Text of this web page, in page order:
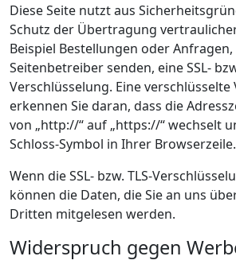
Diese Seite nutzt aus
Schutz der Übertragung
Beispiel Bestellungen oder Anfragen,
Seitenbetreiber senden, eine SSL-
Verschlüsselung. Eine
erkennen Sie daran, dass die
von „http://“ auf „https://“ wechselt
Schloss-Symbol in Ihrer Browserzeile.
Wenn die SSL- bzw. TLS-
können die Daten, die Sie an uns
Dritten mitgelesen werden.
Widerspruch gegen